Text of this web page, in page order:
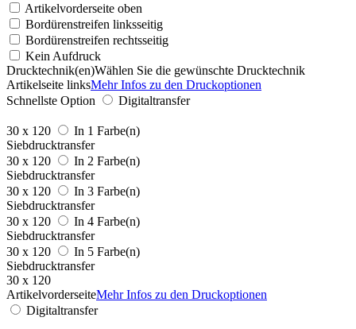
Artikelvorderseite oben
Bordürenstreifen linksseitig
Bordürenstreifen rechtsseitig
Kein Aufdruck
Drucktechnik(en)Wählen Sie die gewünschte Drucktechnik
Artikelseite linksMehr Infos zu den Druckoptionen
Schnellste Option
Digitaltransfer
30 x 120
In 1 Farbe(n)
Siebdrucktransfer
30 x 120
In 2 Farbe(n)
Siebdrucktransfer
30 x 120
In 3 Farbe(n)
Siebdrucktransfer
30 x 120
In 4 Farbe(n)
Siebdrucktransfer
30 x 120
In 5 Farbe(n)
Siebdrucktransfer
30 x 120
ArtikelvorderseiteMehr Infos zu den Druckoptionen
Digitaltransfer